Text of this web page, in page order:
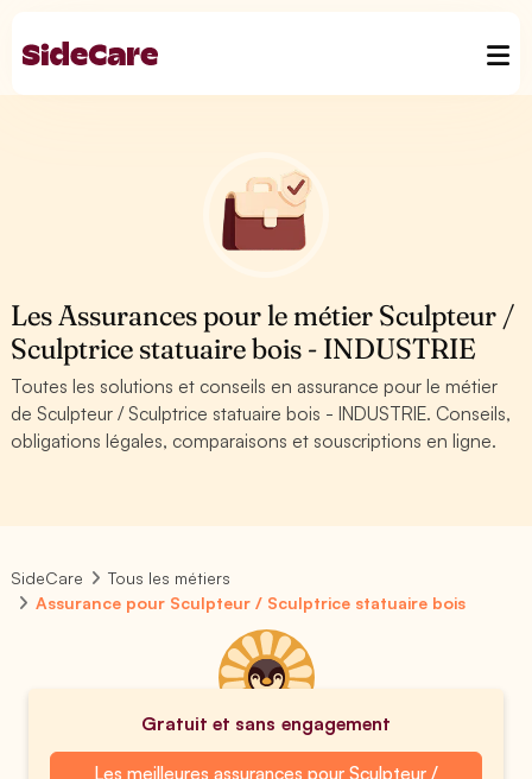
Les Assurances pour le métier Sculpteur /
Sculptrice statuaire bois - INDUSTRIE
Toutes les solutions et conseils en assurance pour le métier
de Sculpteur / Sculptrice statuaire bois - INDUSTRIE. Conseils,
obligations légales, comparaisons et souscriptions en ligne.
SideCare
Tous les métiers
Assurance pour Sculpteur / Sculptrice statuaire bois
Gratuit et sans engagement
Les meilleures assurances pour Sculpteur /